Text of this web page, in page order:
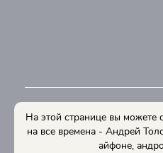
16
17
На этой странице вы
на все времена - Андрей
айфоне,